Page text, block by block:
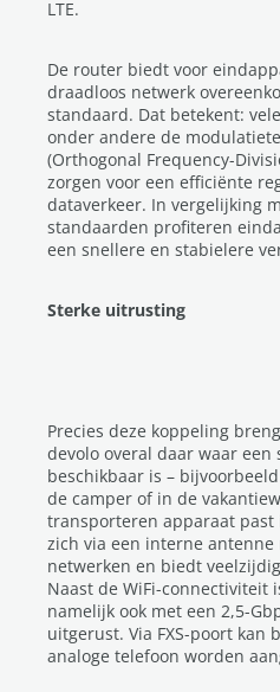
LTE.
De router biedt voor
draadloos netwerk
standaard. Dat betekent:
onder andere de
(Orthogonal Frequency-
zorgen voor een efficiënte
dataverkeer. In vergelijking
standaarden profiteren
een snellere en stabielere
Sterke uitrusting
Precies deze koppeling
devolo overal daar waar
beschikbaar is –
de camper of in de
transporteren apparaat
zich via een interne antenne
netwerken en biedt
Naast de WiFi-connectiviteit
namelijk ook met een 2,5-
uitgerust. Via FXS-poort kan
analoge telefoon worden